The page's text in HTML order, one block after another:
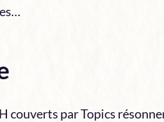
couverts par Topics